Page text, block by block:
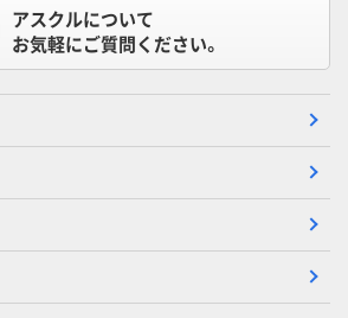
アスクルについて
お気軽にご質問ください。